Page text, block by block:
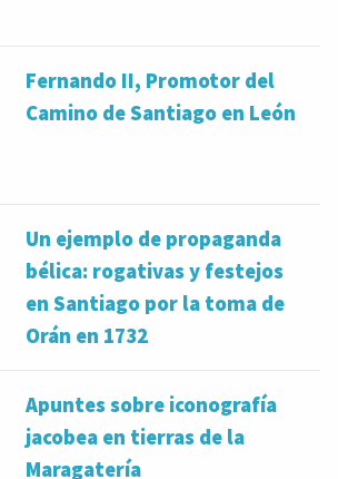
Fernando II, Promotor del
Camino de Santiago en León
Un ejemplo de propaganda
bélica: rogativas y festejos
en Santiago por la toma de
Orán en 1732
Apuntes sobre iconografía
jacobea en tierras de la
Maragatería